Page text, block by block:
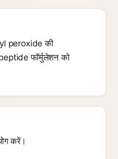
peroxide की
फॉर्मुलेशन को
करें।